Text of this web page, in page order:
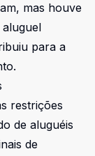
mas houve
para a
restrições
de aluguéis
de